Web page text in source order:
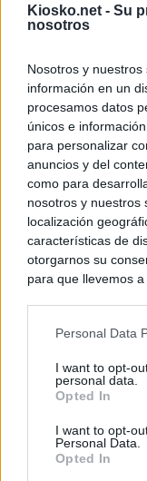
Kiosko.net - Su
nosotros
Nosotros y
información en un
procesamos datos
únicos e
para personalizar
anuncios y del
como para
nosotros y nuestros
localización
características de
otorgarnos su
para que llevemos
negar su
de su
rechazar tal
cualquier momento
visitando nuestra
Personal Data
I want to opt-
personal data.
Opted In
I want to opt-
Personal Data.
Opted In